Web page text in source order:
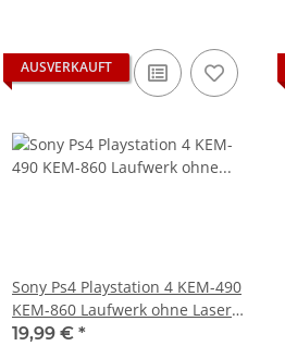
AUSVERKAUFT
Sony Ps4 Playstation 4 KEM-490
KEM-860 Laufwerk ohne Laser
ohne Platine CUH-1xxx - Defekt
19,99 € *